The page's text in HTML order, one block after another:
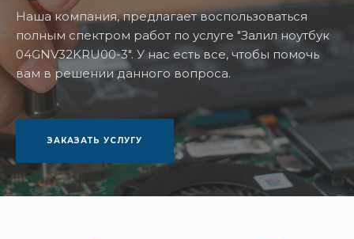
Наша компания, предлагает воспользоваться
полным спектром работ по услуге "Залил ноутбук
04GNV32KRU00-3". У нас есть все, чтобы помочь
вам в решении данного вопроса.
ЗАКАЗАТЬ УСЛУГУ